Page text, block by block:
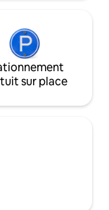
sur place